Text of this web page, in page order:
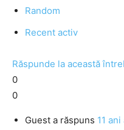
Random
Recent activ
Răspunde la această
0
0
Guest a răspuns 11 ani